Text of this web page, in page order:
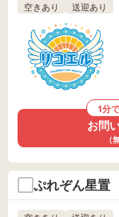
空きあり 送迎あり
1分
お問
（
ぷれぞん星置